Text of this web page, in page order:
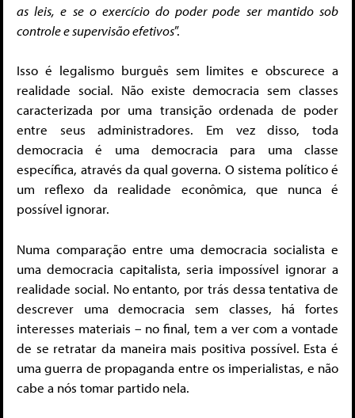
as leis, e se o exercício do poder pode ser mantido sob
controle e supervisão efetivos”.
Isso é legalismo burguês sem limites e obscurece a
realidade social. Não existe democracia sem classes
caracterizada por uma transição ordenada de poder
entre seus administradores. Em vez disso, toda
democracia é uma democracia para uma classe
específica, através da qual governa. O sistema político é
um reflexo da realidade econômica, que nunca é
possível ignorar.
Numa comparação entre uma democracia socialista e
uma democracia capitalista, seria impossível ignorar a
realidade social. No entanto, por trás dessa tentativa de
descrever uma democracia sem classes, há fortes
interesses materiais – no final, tem a ver com a vontade
de se retratar da maneira mais positiva possível. Esta é
uma guerra de propaganda entre os imperialistas, e não
cabe a nós tomar partido nela.